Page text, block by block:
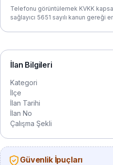
Telefonu görüntülemek KVKK
sağlayıcı 5651 sayılı kanun gereği
İlan Bilgileri
Kategori
İlçe
İlan Tarihi
İlan No
Çalışma Şekli
Güvenlik İpuçları